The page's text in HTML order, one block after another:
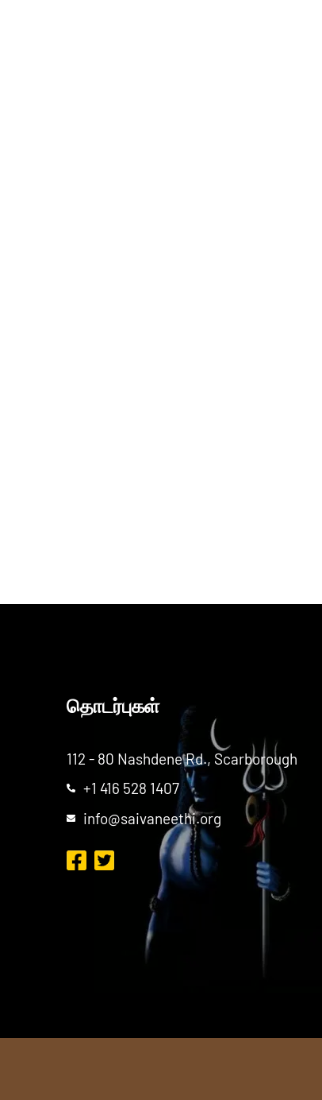
தொடர்புகள்
112 - 80 Nashdene Rd., Scarborough
+1 416 528 1407
info@saivaneethi.org